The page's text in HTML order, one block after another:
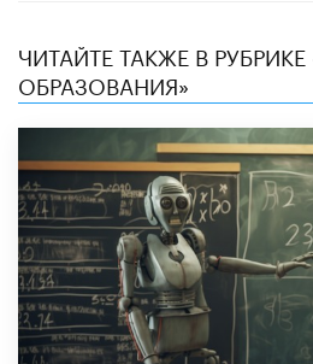
ЧИТАЙТЕ ТАКЖЕ В
ОБРАЗОВАНИЯ»